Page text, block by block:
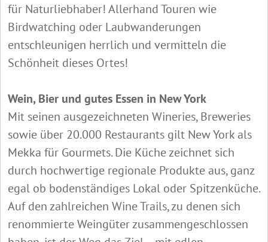
für Naturliebhaber! Allerhand Touren wie
Birdwatching oder Laubwanderungen
entschleunigen herrlich und vermitteln die
Schönheit dieses Ortes!
Wein, Bier und gutes Essen in New York
Mit seinen ausgezeichneten Wineries, Breweries
sowie über 20.000 Restaurants gilt New York als
Mekka für Gourmets. Die Küche zeichnet sich
durch hochwertige regionale Produkte aus, ganz
egal ob bodenständiges Lokal oder Spitzenküche.
Auf den zahlreichen Wine Trails, zu denen sich
renommierte Weingüter zusammengeschlossen